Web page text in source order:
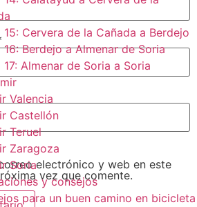
15: Cervera de la Cañada a Berdejo
16: Berdejo a Almenar de Soria
17: Almenar de Soria a Soria
Valencia
Castellón
Teruel
Zaragoza
Soria
y consejos
para un buen camino en bicicleta
electrónico y web en este
vez que comente.